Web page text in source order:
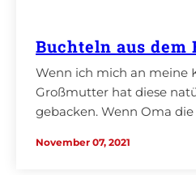
Buchteln aus dem
Wenn ich mich an meine
Großmutter hat diese
gebacken. Wenn Oma
November 07, 2021